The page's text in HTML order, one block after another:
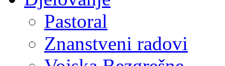
Pastoral
Znanstveni radovi